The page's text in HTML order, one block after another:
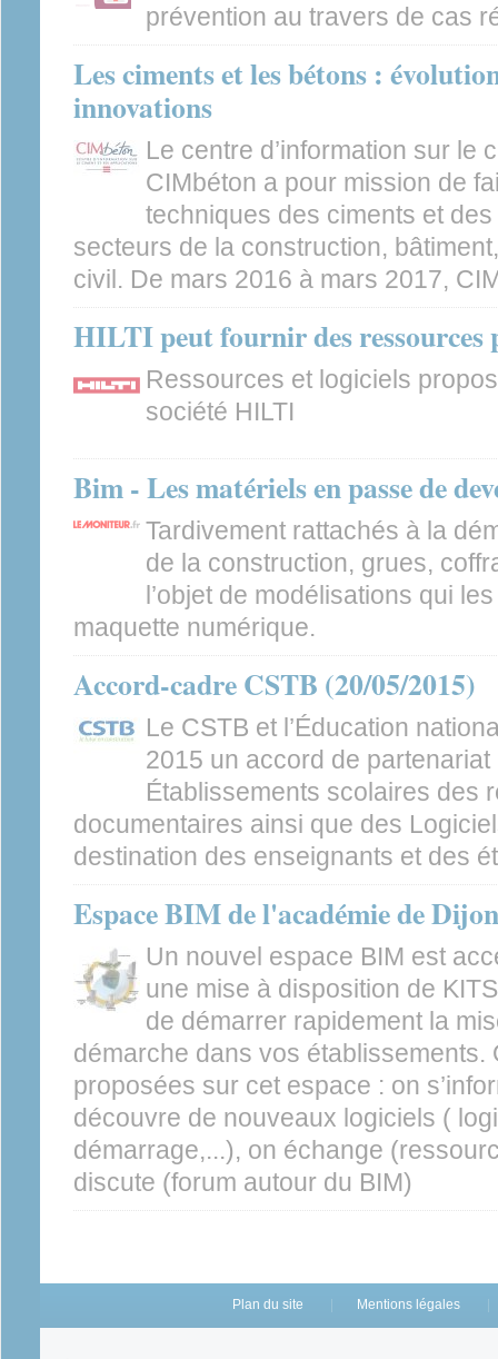
prévention au travers de cas
Les ciments et les bétons :
innovations
Le centre d’information sur le
CIMbéton a pour mission de
techniques des ciments et
secteurs de la construction,
civil. De mars 2016 à mars 2017,
HILTI peut fournir des ressources
Ressources et logiciels
société HILTI
Bim - Les matériels en passe de
Tardivement rattachés à la
de la construction, grues,
l’objet de modélisations qui
maquette numérique.
Accord-cadre CSTB (20/05/2015)
Le CSTB et l’Éducation
2015 un accord de
Établissements scolaires des
documentaires ainsi que des
destination des enseignants et des
Espace BIM de l'académie de Dijon
Un nouvel espace BIM est
une mise à disposition de
de démarrer rapidement la
démarche dans vos établissements.
proposées sur cet espace : on
découvre de nouveaux logiciels (
démarrage,...), on échange
discute (forum autour du BIM)
Plan du site Mentions légales